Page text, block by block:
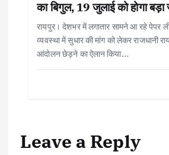
का बिगुल, 19 जुलाई को होगा
रायपुर। देशभर में लगातार सामने आ रहे पेपर
व्यवस्था में सुधार की मांग को लेकर राजधानी
आंदोलन छेड़ने का ऐलान किया…
Leave a Reply